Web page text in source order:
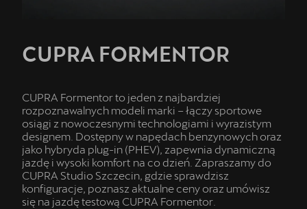
CUPRA FORMENTOR
CUPRA Formentor to jeden z najbardziej
rozpoznawalnych modeli marki – łączy sportowe
osiągi z nowoczesnymi technologiami i wyrazistym
designem. Dostępny w napędach benzynowych oraz
jako hybryda plug-in (PHEV), zapewnia dynamiczną
jazdę i wysoki komfort na co dzień. Zapraszamy do
CUPRA Studio Szczecin, gdzie sprawdzisz
konfiguracje, poznasz aktualne ceny oraz umówisz
się na jazdę testową CUPRA Formentor.